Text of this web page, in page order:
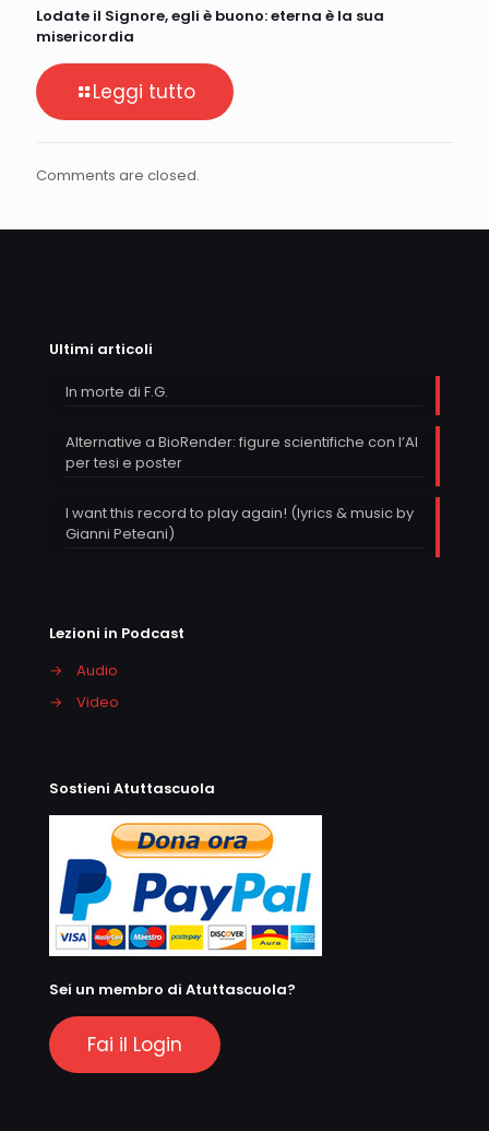
Lodate il Signore, egli è buono: eterna è la sua
misericordia
Leggi tutto
Comments are closed.
Ultimi articoli
In morte di F.G.
Alternative a BioRender: figure scientifiche con l’AI
per tesi e poster
I want this record to play again! (lyrics & music by
Gianni Peteani)
Lezioni in Podcast
→
Audio
→
Video
Sostieni Atuttascuola
Sei un membro di Atuttascuola?
Fai il Login